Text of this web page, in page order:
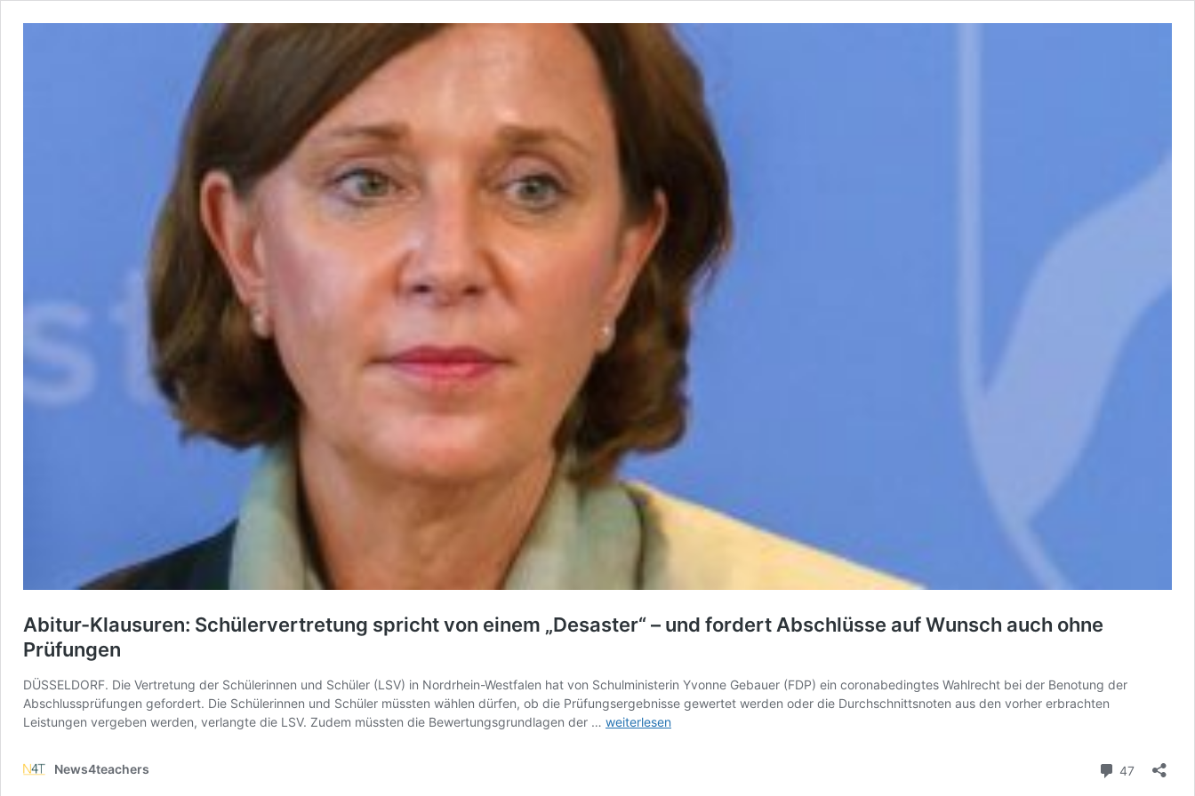
Abitur-Klausuren: Schülervertretung spricht von einem „Desaster“ – und fordert Abschlüsse auf Wunsch auch ohne
Prüfungen
DÜSSELDORF. Die Vertretung der Schülerinnen und Schüler (LSV) in Nordrhein-Westfalen hat von Schulministerin Yvonne Gebauer (FDP) ein coronabedingtes Wahlrecht bei der Benotung der
Abschlussprüfungen gefordert. Die Schülerinnen und Schüler müssten wählen dürfen, ob die Prüfungsergebnisse gewertet werden oder die Durchschnittsnoten aus den vorher erbrachten
Leistungen vergeben werden, verlangte die LSV. Zudem müssten die Bewertungsgrundlagen der … Abitur-
weiterlesen
News4teachers 47